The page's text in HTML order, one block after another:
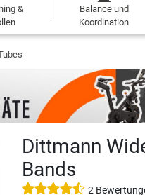
&
Balance und
Koordination
Dittmann
Bands
2